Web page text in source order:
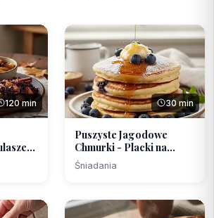
120 min 30 min
Puszyste Jagodowe
Chmurki - Placki na
Maśl...
Śniadania